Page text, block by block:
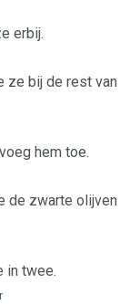
erbij.
ze bij de rest van
hem toe.
de zwarte olijven
in twee.